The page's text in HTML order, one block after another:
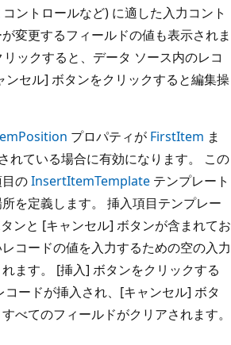
コントロールなど) に適した入力コント
変更するフィールドの値も表示されま
ックすると、データ ソース内のレコ
ンセル] ボタンをクリックすると編集操
プロパティが FirstItem ま
れている場合に有効になります。 この
のInsertItemTemplate テンプレート
を定義します。 挿入項目テンプレー
ンと [キャンセル] ボタンが含まれてお
コードの値を入力するための空の入力
ます。 [挿入] ボタンをクリックする
コードが挿入され、[キャンセル] ボタ
べてのフィールドがクリアされます。